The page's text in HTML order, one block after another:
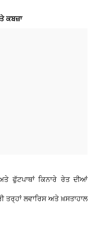
ਕਬਜ਼ਾ
ਫੁੱਟਪਾਥਾਂ ਕਿਨਾਰੇ ਰੇਤ ਦੀਆਂ
ਲਵਾਰਿਸ ਅਤੇ ਖ਼ਸਤਾਹਾਲ